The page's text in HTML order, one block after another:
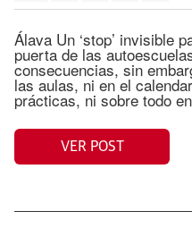
Álava Un ‘stop’ invisible
puerta de las
consecuencias, sin
las aulas, ni en el
prácticas, ni sobre todo
VER POST